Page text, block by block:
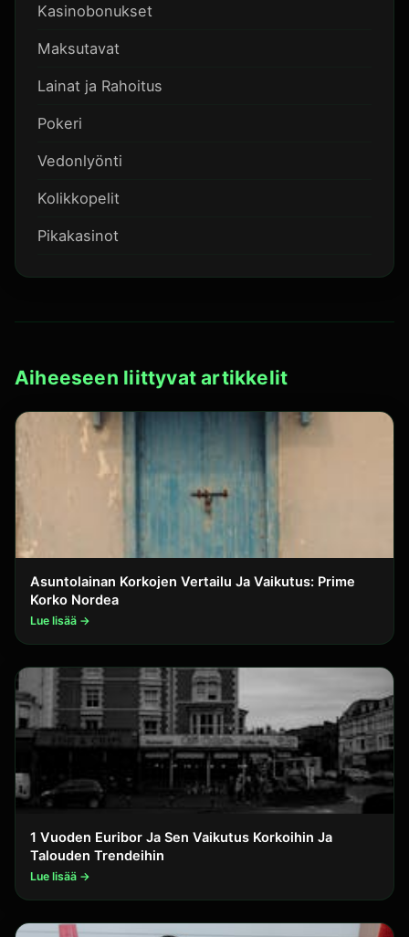
Kasinobonukset
Maksutavat
Lainat ja Rahoitus
Pokeri
Vedonlyönti
Kolikkopelit
Pikakasinot
Aiheeseen liittyvat artikkelit
Asuntolainan Korkojen Vertailu Ja Vaikutus: Prime
Korko Nordea
Lue lisää →
1 Vuoden Euribor Ja Sen Vaikutus Korkoihin Ja
Talouden Trendeihin
Lue lisää →